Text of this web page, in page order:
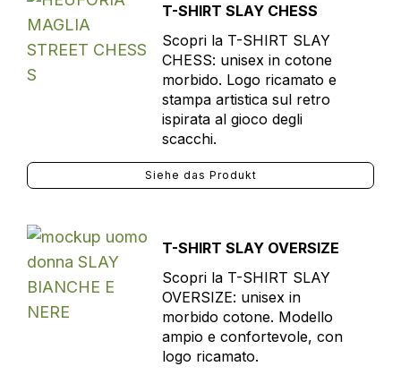
T-SHIRT SLAY CHESS
Scopri la T-SHIRT SLAY
CHESS: unisex in cotone
morbido. Logo ricamato e
stampa artistica sul retro
ispirata al gioco degli
scacchi.
Siehe das Produkt
T-SHIRT SLAY OVERSIZE
Scopri la T-SHIRT SLAY
OVERSIZE: unisex in
morbido cotone. Modello
ampio e confortevole, con
logo ricamato.